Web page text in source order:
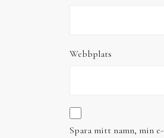
Webbplats
Spara mitt namn, min